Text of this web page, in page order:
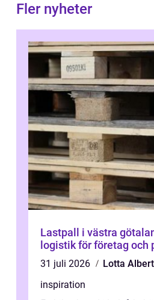
Fler nyheter
Lastpall i västra götaland
logistik för företag och
31 juli 2026
Lotta
inspiration